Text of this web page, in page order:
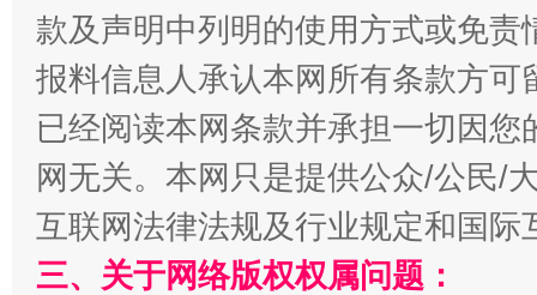
揭批美国五大"原罪" "炒
款及声明中列明的使用方式或免责
报料信息人承认本网所有条款方
已经阅读本网条款并承担一切因
网无关。本网只是提供公众/公民/
互联网法律法规及行业规定和国
三、关于网络版权权属问题：